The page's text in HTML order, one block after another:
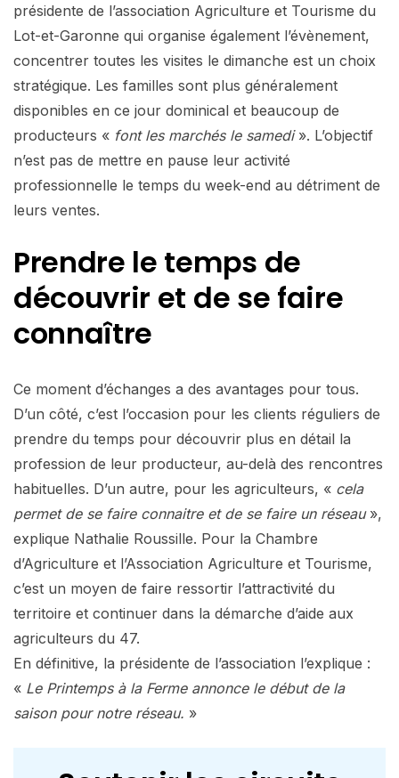
présidente de l’association Agriculture et Tourisme du
Lot-et-Garonne qui organise également l’évènement,
concentrer toutes les visites le dimanche est un choix
stratégique. Les familles sont plus généralement
disponibles en ce jour dominical et beaucoup de
producteurs « font les marchés le samedi». L’objectif
n’est pas de mettre en pause leur activité
professionnelle le temps du week-end au détriment de
leurs ventes.
Prendre le temps de
découvrir et de se faire
connaître
Ce moment d’échanges a des avantages pour tous.
D’un côté, c’est l’occasion pour les clients réguliers de
prendre du temps pour découvrir plus en détail la
profession de leur producteur, au-delà des rencontres
habituelles. D’un autre, pour les agriculteurs, « cela
permet de se faire connaitre et de se faire un réseau»,
explique Nathalie Roussille. Pour la Chambre
d’Agriculture et l’Association Agriculture et Tourisme,
c’est un moyen de faire ressortir l’attractivité du
territoire et continuer dans la démarche d’aide aux
agriculteurs du 47.
En définitive, la présidente de l’association l’explique :
« Le Printemps à la Ferme annonce le début de la
saison pour notre réseau. »